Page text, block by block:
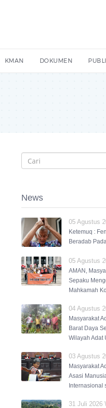
KMAN DOKUMEN
News
05 Agustus
Ketemuq :
Beradab
05 Agustus
AMAN,
Sepaku
Mahkamah
04 Agustus
Masyarakat
Barat Daya
Wilayah Adat
03 Agustus
Masyarakat
Asasi
Internasional
31 Juli 2026